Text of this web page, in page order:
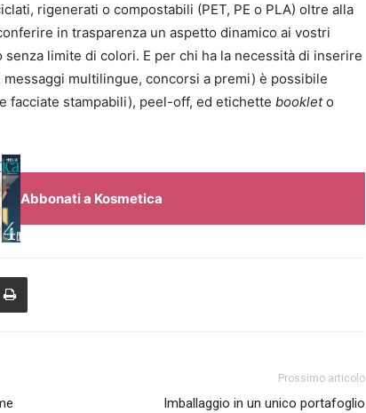
rigenerati o compostabili (PET, PE o PLA) oltre alla
in trasparenza un aspetto dinamico ai vostri
senza limite di colori. E per chi ha la necessità di inserire
multilingue, concorsi a premi) è possibile
facciate stampabili), peel-off, ed etichette bookleto
Abbonati a Kosmetica
Prossimo articolo
Imballaggio in un unico portafoglio